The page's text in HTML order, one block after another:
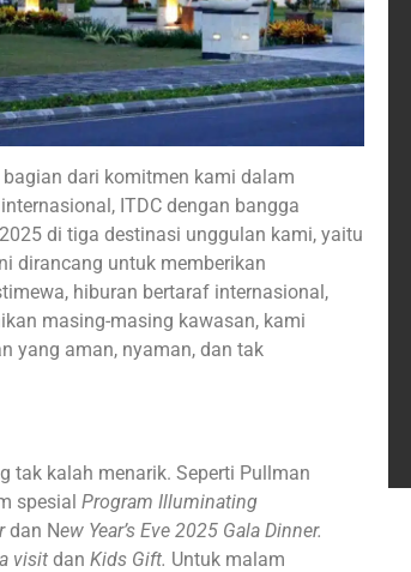
bagian dari komitmen kami dalam
ITDC dengan bangga
di tiga destinasi unggulan kami, yaitu
dirancang untuk memberikan
hiburan bertaraf internasional,
masing-masing kawasan, kami
yang aman, nyaman, dan tak
tak kalah menarik. Seperti Pullman
spesial Program Illuminating
dan New Year’s Eve 2025 Gala Dinner.
visit dan Kids Gift. Untuk malam